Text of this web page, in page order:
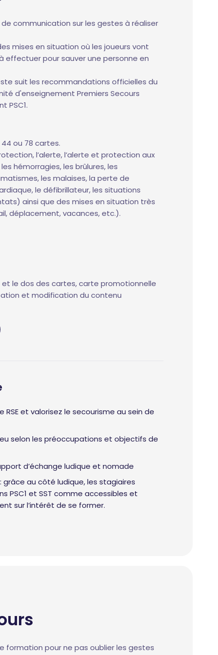
communication sur les gestes à réaliser
mises en situation où les joueurs vont
effectuer pour sauver une personne en
suit les recommandations officielles du
d'enseignement Premiers Secours
PSC1.
ou 78 cartes.
l’alerte, l’alerte et protection aux
hémorragies, les brûlures, les
les malaises, la perte de
le défibrillateur, les situations
ainsi que des mises en situation très
déplacement, vacances, etc.).
et le dos des cartes, carte promotionnelle
et modification du contenu
et valorisez le secourisme au sein de
selon les préoccupations et objectifs de
d’échange ludique et nomade
grâce au côté ludique, les stagiaires
PSC1 et SST comme accessibles et
sur l’intérêt de se former.
formation pour ne pas oublier les gestes